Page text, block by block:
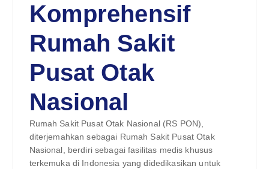
Komprehensif
Rumah Sakit
Pusat Otak
Nasional
Rumah Sakit Pusat Otak Nasional (RS PON),
diterjemahkan sebagai Rumah Sakit Pusat Otak
Nasional, berdiri sebagai fasilitas medis khusus
terkemuka di Indonesia yang didedikasikan untuk